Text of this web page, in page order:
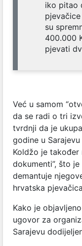
iko pitao
su
400.000
pjevati
Već u samom
da se radi o tri
tvrdnji da je
godine u
Koldžo je također
dokumenti”, što
demantuje
hrvatska
Kako je
ugovor za
Sarajevu